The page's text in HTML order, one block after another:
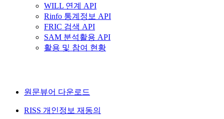
WILL 연계 API
Rinfo 통계정보 API
FRIC 검색 API
SAM 분석활용 API
활용 및 참여 현황
원문뷰어 다운로드
RISS 개인정보 재동의